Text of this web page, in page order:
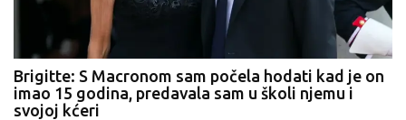
Brigitte: S Macronom sam počela hodati kad je on
imao 15 godina, predavala sam u školi njemu i
svojoj kćeri